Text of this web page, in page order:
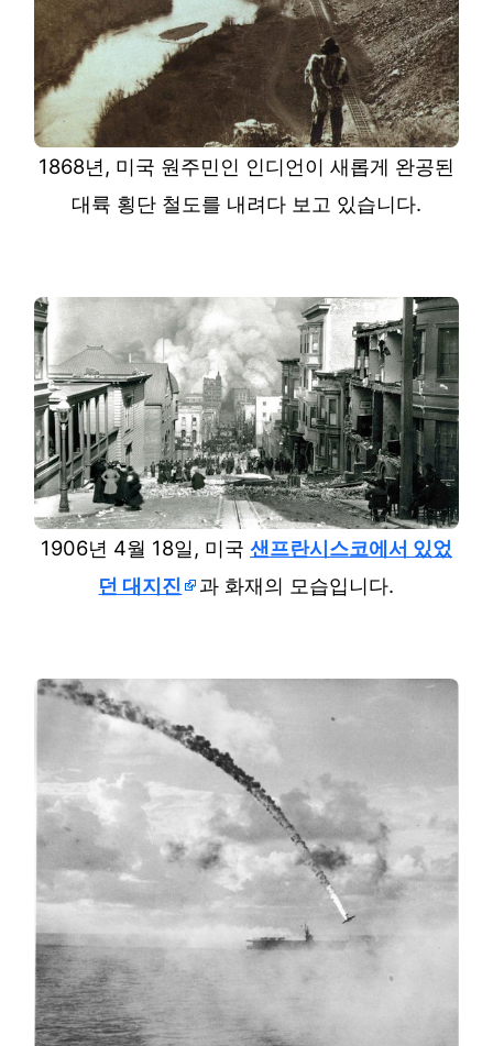
1868년, 미국 원주민인 인디언이 새롭게 완공된
대륙 횡단 철도를 내려다 보고 있습니다.
1906년 4월 18일, 미국 샌프란시스코에서 있었
던 대지진
과 화재의 모습입니다.